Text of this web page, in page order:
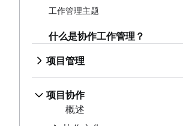
业务流程再造
AWS 图
SIPOC 图
意大利面条图
DFD（数据流图）：定义与
实体关系图
能
借助 Confluence 数据库简
全面质量管理
为您的团队构建真正的单一
产品文档
软件设计文档
工作说明书
概述
企业社交网络
项目管理阶段
项目生命周期
原则
企业项目管理
Creative project management
解决方案
IT 项目管理
Cloud-based project management
项目协作
协作文化
概述
来自高级用户的内部协作提示
协作式内容创作
跨职能团队
概述
跨职能协作
审批流程
团队与利益相关者的沟通
概述
头脑风暴技巧
有效的团队会议
工作管理主题
什么是协作工作管理？
项目管理
概述
人工智能项目管理
项目管理阶段
项目协作
概述